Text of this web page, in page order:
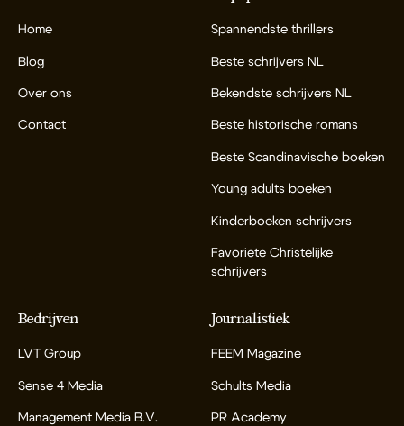
Home
Blog
Over ons
Contact
Spannendste thrillers
Beste schrijvers NL
Bekendste schrijvers NL
Beste historische romans
Beste Scandinavische boeken
Young adults boeken
Kinderboeken schrijvers
Favoriete Christelijke
schrijvers
Bedrijven
LVT Group
Sense 4 Media
Management Media B.V.
Journalistiek
FEEM Magazine
Schults Media
PR Academy